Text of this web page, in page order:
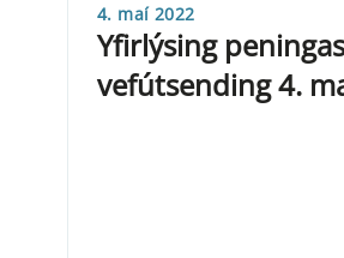
4. maí 2022
Yfirlýsing
vefútsending 4.